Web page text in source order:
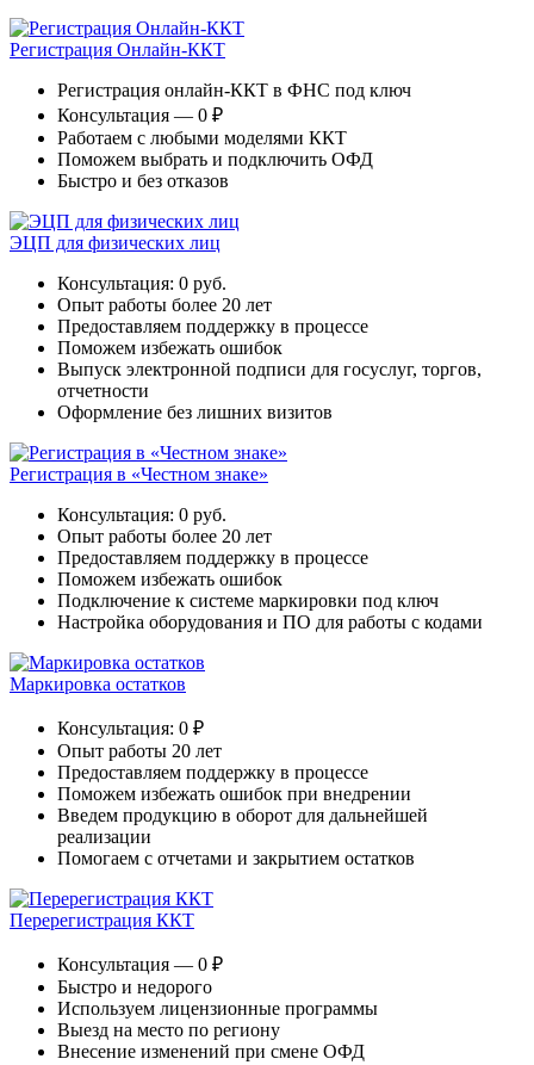
Регистрация Онлайн-ККТ
Регистрация онлайн-ККТ в ФНС под ключ
Консультация — 0 ₽
Работаем с любыми моделями ККТ
Поможем выбрать и подключить ОФД
Быстро и без отказов
ЭЦП для физических лиц
Консультация: 0 руб.
Опыт работы более 20 лет
Предоставляем поддержку в процессе
Поможем избежать ошибок
Выпуск электронной подписи для госуслуг, торгов,
отчетности
Оформление без лишних визитов
Регистрация в «Честном знаке»
Консультация: 0 руб.
Опыт работы более 20 лет
Предоставляем поддержку в процессе
Поможем избежать ошибок
Подключение к системе маркировки под ключ
Настройка оборудования и ПО для работы с кодами
Маркировка остатков
Консультация: 0 ₽
Опыт работы 20 лет
Предоставляем поддержку в процессе
Поможем избежать ошибок при внедрении
Введем продукцию в оборот для дальнейшей
реализации
Помогаем с отчетами и закрытием остатков
Перерегистрация ККТ
Консультация — 0 ₽
Быстро и недорого
Используем лицензионные программы
Выезд на место по региону
Внесение изменений при смене ОФД